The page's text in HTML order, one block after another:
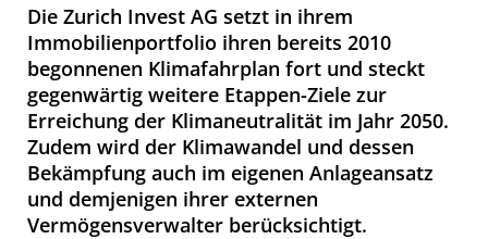
Die Zurich Invest AG setzt in ihrem
Immobilienportfolio ihren bereits 2010
begonnenen Klimafahrplan fort und steckt
gegenwärtig weitere Etappen-Ziele zur
Erreichung der Klimaneutralität im Jahr 2050.
Zudem wird der Klimawandel und dessen
Bekämpfung auch im eigenen Anlageansatz
und demjenigen ihrer externen
Vermögensverwalter berücksichtigt.